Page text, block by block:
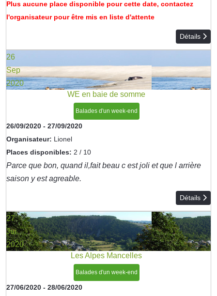
Plus aucune place disponible pour cette date, contactez
l'organisateur pour être mis en liste d'attente
Détails
26
Sep
2020
WE en baie de somme
Balades d'un week-end
26/09/2020 - 27/09/2020
Organisateur: Lionel
Places disponibles: 2 / 10
Parce que bon, quand il,fait beau c est joli et que l arrière
saison y est agreable.
Détails
27
Jui
2020
Les Alpes Mancelles
Balades d'un week-end
27/06/2020 - 28/06/2020